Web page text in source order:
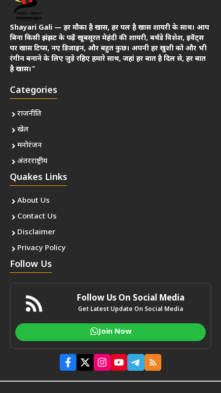
Shayari Gali — हर मौका है खास, हर पल है खास शायरी के साथ। आप
बिना किसी झंझट के पढ़ें खूबसूरत मेहंदी की शायरी, बर्थडे विशेश, इवेंट्स
पर खास टिप्स, नए डिजाइन, और बहुत कुछ। अपनी हर खुशी को और भी
रंगीन बनाने के लिए जुड़े रहिए हमारे साथ, जहां हर बात है दिल से, हर बात
है खास।"
Categories
राजनीति
खेल
मनोरंजन
अंतरराष्ट्रीय
Quakes Links
About Us
Contact Us
Disclaimer
Privacy Policy
Follow Us
Follow Us On Social Media
Get Latest Update On Social Media
Join Now